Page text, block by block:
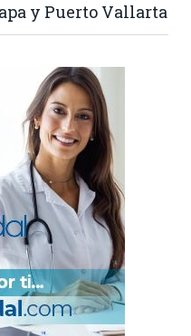
y Puerto Vallarta